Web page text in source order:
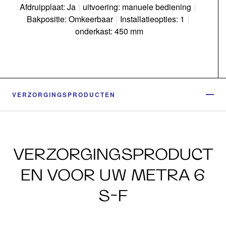
Afdruipplaat: Ja | uitvoering: manuele bediening |
Bakpositie: Omkeerbaar | Installatieopties: 1 |
onderkast: 450 mm
VERZORGINGSPRODUCTEN
VERZORGINGSPRODUCT
EN VOOR UW METRA 6
S-F